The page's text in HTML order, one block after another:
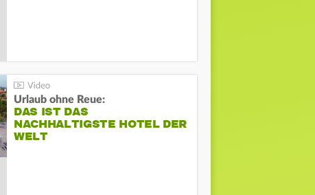
Urlaub ohne Reue:
DAS IST DAS
NACHHALTIGSTE HOTEL DER
WELT